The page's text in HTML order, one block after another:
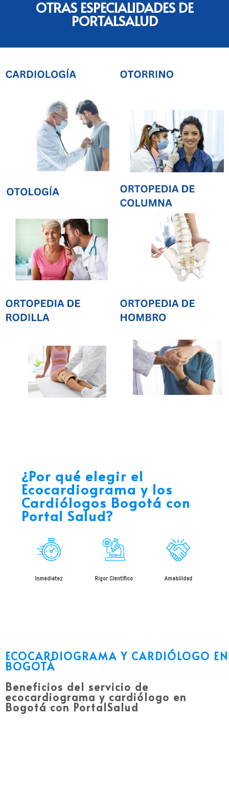
OTRAS ESPECIALIDADES DE
PORTALSALUD
¿Por qué elegir el
Ecocardiograma y los
Cardiólogos Bogotá con
Portal Salud?
Inmediatez Rigor Científico Amabilidad
ECOCARDIOGRAMA Y CARDIÓLOGO EN
BOGOTÁ
Beneficios del servicio de
ecocardiograma y cardiólogo en
Bogotá con PortalSalud